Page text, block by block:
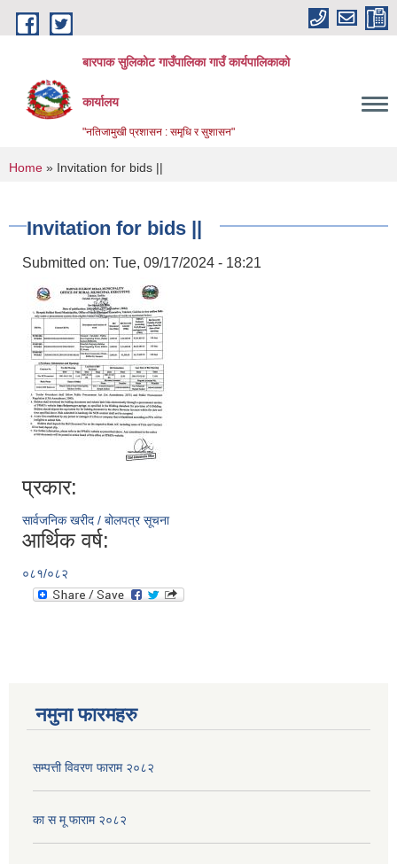
Skip to main content
बारपाक सुलिकोट गाउँपालिका गाउँ कार्यपालिकाको
कार्यालय
"नतिजामुखी प्रशासन : समृधि र सुशासन"
You are here
Home » Invitation for bids ||
Invitation for bids ||
Submitted on: Tue, 09/17/2024 - 18:21
प्रकार:
सार्वजनिक खरीद / बोलपत्र सूचना
आर्थिक वर्ष:
०८१/०८२
नमुना फारमहरु
सम्पत्ती विवरण फाराम २०८२
का स मू फाराम २०८२